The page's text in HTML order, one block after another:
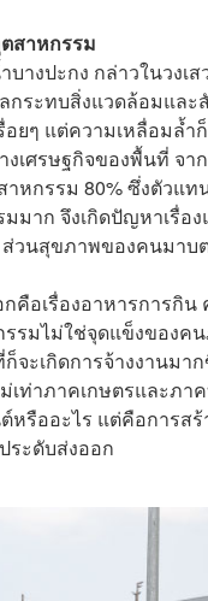
สาหกรรม
ปะกง กล่าวในวงเส
กระทบสิ่งแวดล้อมแล
อยๆ แต่ความเหลื่อมล้
เศรษฐกิจของพื้นที่ จ
าหกรรม 80% ซึ่งตัว
าก จึงเกิดปัญหาเรื่อ
วนสุขภาพของคนมา
เรื่องอาหารการกิน
รมไม่ใช่จุดแข็งของค
ะเกิดการจ้างงานมา
เท่าภาคเกษตรและภ
หรืออะไร แต่คือการส
ระดับส่งออก